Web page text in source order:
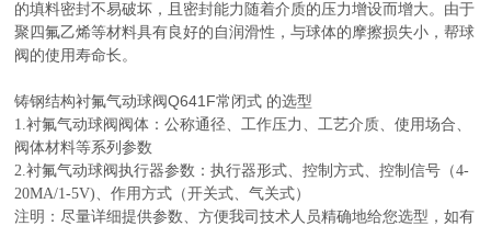
的填料密封不易破坏，且密封能力随着介质的压力增设而增大。由于
聚四氟乙烯等材料具有良好的自润滑性，与球体的摩擦损失小，帮球
阀的使用寿命长。
铸钢结构衬氟气动球阀Q641F常闭式 的选型
1.衬氟气动球阀阀体：公称通径、工作压力、工艺介质、使用场合、
阀体材料等系列参数
2.衬氟气动球阀执行器参数：执行器形式、控制方式、控制信号（4-
20MA/1-5V)、作用方式（开关式、气关式）
注明：尽量详细提供参数、方便我司技术人员精确地给您选型，如有